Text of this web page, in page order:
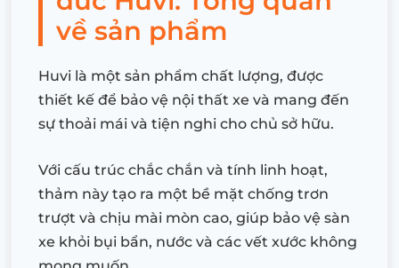
về sản phẩm
Huvi là một sản phẩm chất lượng, được
thiết kế để bảo vệ nội thất xe và mang đến
sự thoải mái và tiện nghi cho chủ sở hữu.
Với cấu trúc chắc chắn và tính linh hoạt,
thảm này tạo ra một bề mặt chống trơn
trượt và chịu mài mòn cao, giúp bảo vệ sàn
xe khỏi bụi bẩn, nước và các vết xước không